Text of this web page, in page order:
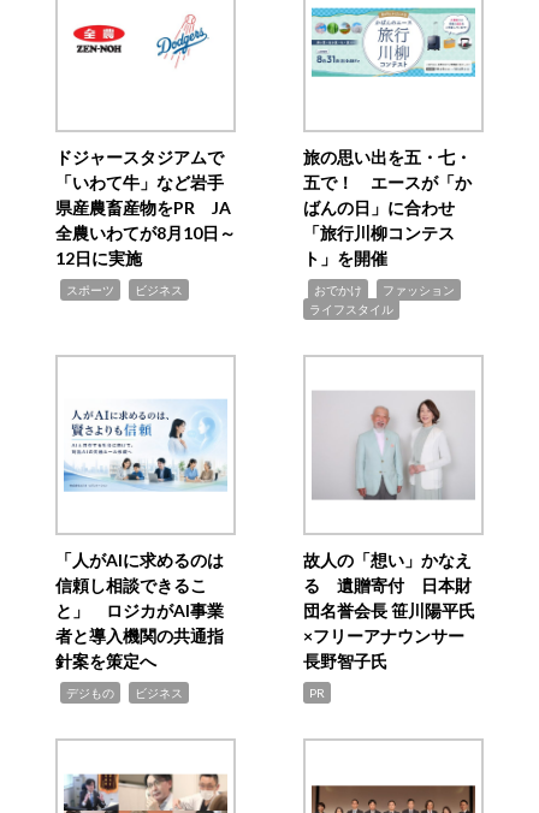
ドジャースタジアムで
「いわて牛」など岩手
県産農畜産物をPR JA
全農いわてが8月10日～
12日に実施
スポーツ ビジネス
旅の思い出を五・七・
五で！ エースが「か
ばんの日」に合わせ
「旅行川柳コンテス
ト」を開催
おでかけ ファッション
ライフスタイル
「人がAIに求めるのは
信頼し相談できるこ
と」 ロジカがAI事業
者と導入機関の共通指
針案を策定へ
デジもの ビジネス
故人の「想い」かなえ
る 遺贈寄付 日本財
団名誉会長 笹川陽平氏
×フリーアナウンサー
長野智子氏
PR